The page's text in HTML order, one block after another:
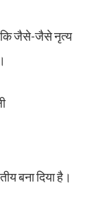
कि जैसे-जैसे नृत्य
बना दिया है।